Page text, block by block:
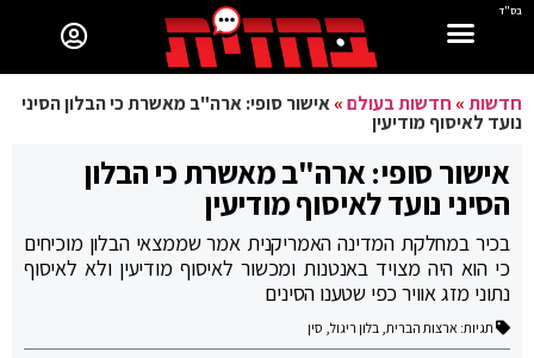
בס"ד
חדשות» חדשות בעולם»אישור סופי: ארה"ב מאשרת כי הבלון הסיני
נועד לאיסוף מודיעין
אישור סופי: ארה"ב מאשרת כי הבלון
הסיני נועד לאיסוף מודיעין
בכיר במחלקת המדינה האמריקנית אמר שממצאי הבלון מוכיחים
כי הוא היה מצויד באנטנות ומכשור לאיסוף מודיעין ולא לאיסוף
נתוני מזג אוויר כפי שטענו הסינים
תגיות: ארצות הברית, בלון ריגול, סין